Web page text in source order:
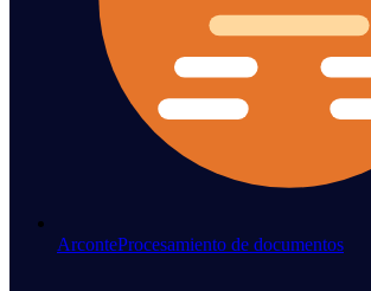
ArconteProcesamiento de documentos